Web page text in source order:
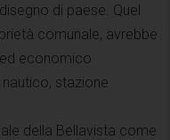
di paese. Quel
comunale, avrebbe
economico
stazione
della Bellavista come